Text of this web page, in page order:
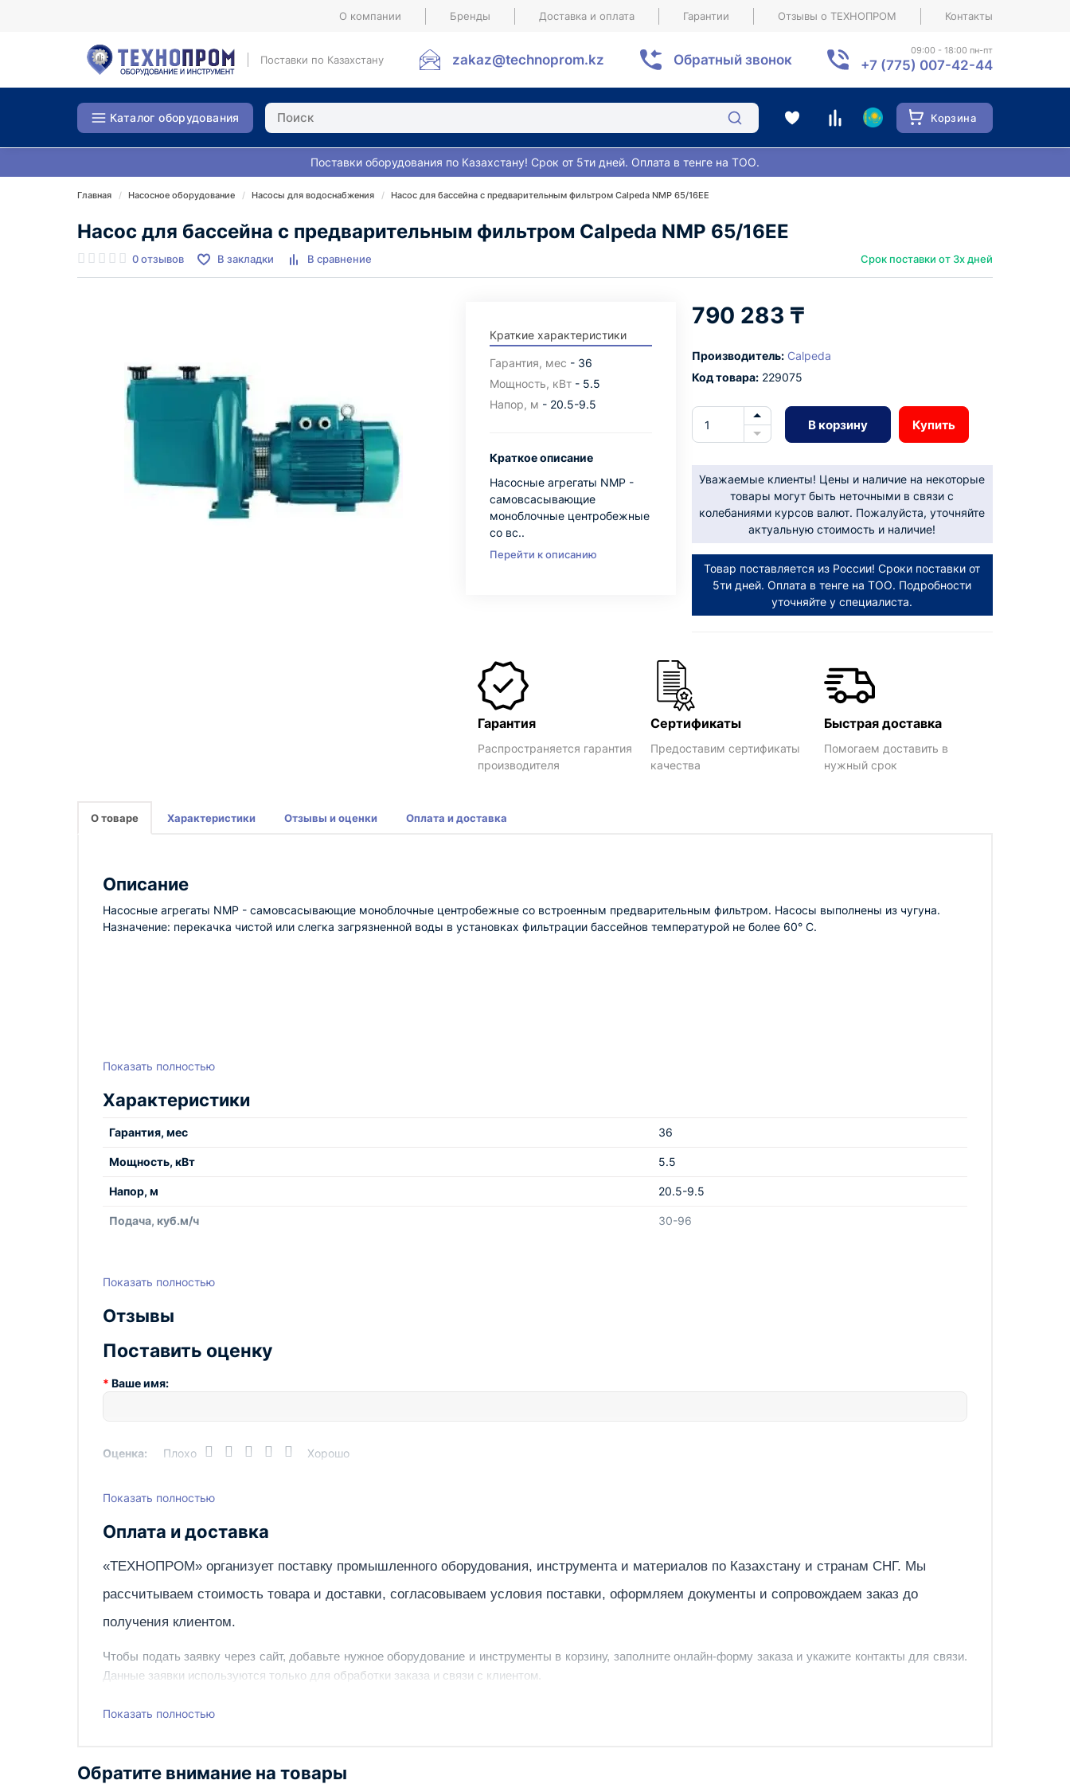
О компании Бренды Доставка и оплата Гарантии Отзывы о ТЕХНОПРОМ Контакты
Поставки по Казахстану zakaz@technoprom.kz Обратный звонок
09:00 - 18:00 пн-пт
+7 (775) 007-42-44
Каталог оборудования Корзина
Поставки оборудования по Казахстану! Срок от 5ти дней. Оплата в тенге на ТОО.
Главная Насосное оборудование Насосы для водоснабжения Насос для бассейна с предварительным фильтром Calpeda NMP 65/16EE
Насос для бассейна с предварительным фильтром Calpeda NMP 65/16EE
0 отзывов В закладки В сравнение Срок поставки от 3х дней
Краткие характеристики
Гарантия, мес - 36
Мощность, кВт- 5.5
Напор, м - 20.5-9.5
Краткое описание
Насосные агрегаты NMP -
самовсасывающие
моноблочные центробежные
со вс..
Перейти к описанию
790 283 ₸
Производитель: Calpeda
Код товара:229075
В корзину Купить
Уважаемые клиенты! Цены и наличие на некоторые
товары могут быть неточными в связи с
колебаниями курсов валют. Пожалуйста, уточняйте
актуальную стоимость и наличие!
Товар поставляется из России! Сроки поставки от
5ти дней. Оплата в тенге на ТОО. Подробности
уточняйте у специалиста.
Гарантия
Распространяется гарантия
производителя
Сертификаты
Предоставим сертификаты
качества
Быстрая доставка
Помогаем доставить в
нужный срок
О товаре Характеристики Отзывы и оценки Оплата и доставка
Описание
Насосные агрегаты NMP - самовсасывающие моноблочные центробежные со встроенным предварительным фильтром. Насосы выполнены из чугуна.
Назначение: перекачка чистой или слегка загрязненной воды в установках фильтрации бассейнов температурой не более 60° С.
Показать полностью
Характеристики
Гарантия, мес 36
Мощность, кВт 5.5
Напор, м 20.5-9.5
Подача, куб.м/ч 30-96
Показать полностью
Отзывы
Поставить оценку
Ваше имя:
Оценка: Плохо Хорошо
Написать отзыв
Показать полностью
Оплата и доставка
«ТЕХНОПРОМ» организует поставку промышленного оборудования, инструмента и материалов по Казахстану и странам СНГ. Мы
рассчитываем стоимость товара и доставки, согласовываем условия поставки, оформляем документы и сопровождаем заказ до
получения клиентом.
Чтобы подать заявку через сайт, добавьте нужное оборудование и инструменты в корзину, заполните онлайн-форму заказа и укажите контакты для связи.
Данные заявки используются только для обработки заказа и связи с клиентом.
Наш сотрудник свяжется с вами, чтобы подтвердить заявку, уточнить детали, рассчитать стоимость поставки и предложить удобный вариант доставки.
Показать полностью
Обратите внимание на товары